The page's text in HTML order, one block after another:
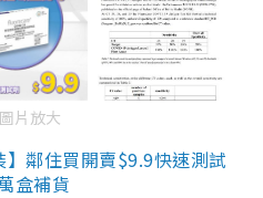
片放大
鄰住買開賣$9.9快速測試
盒補貨